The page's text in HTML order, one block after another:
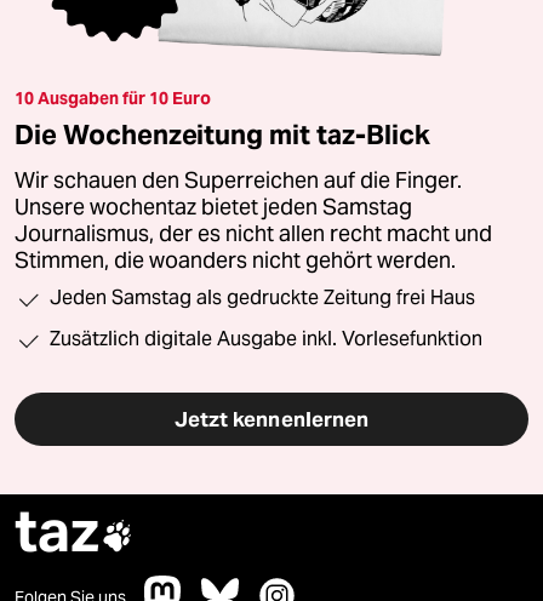
10 Ausgaben für 10 Euro
Die Wochenzeitung mit taz-Blick
Wir schauen den Superreichen auf die Finger.
Unsere wochentaz bietet jeden Samstag
Journalismus, der es nicht allen recht macht und
Stimmen, die woanders nicht gehört werden.
Jeden Samstag als gedruckte Zeitung frei Haus
Zusätzlich digitale Ausgabe inkl. Vorlesefunktion
Jetzt kennenlernen
taz